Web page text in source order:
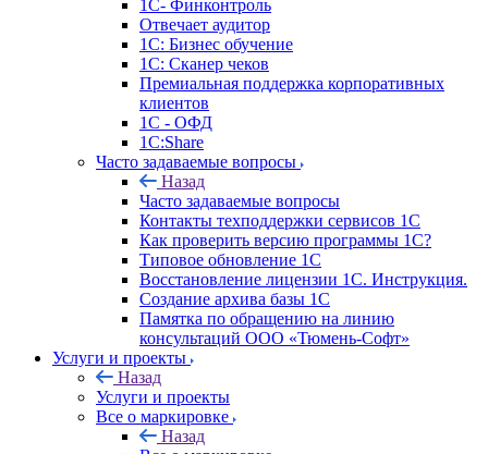
1С- Финконтроль
Отвечает аудитор
1С: Бизнес обучение
1С: Сканер чеков
Премиальная поддержка корпоративных
клиентов
1С - ОФД
1С:Share
Часто задаваемые вопросы
Назад
Часто задаваемые вопросы
Контакты техподдержки сервисов 1С
Как проверить версию программы 1С?
Типовое обновление 1С
Восстановление лицензии 1С. Инструкция.
Создание архива базы 1С
Памятка по обращению на линию
консультаций ООО «Тюмень-Софт»
Услуги и проекты
Назад
Услуги и проекты
Все о маркировке
Назад